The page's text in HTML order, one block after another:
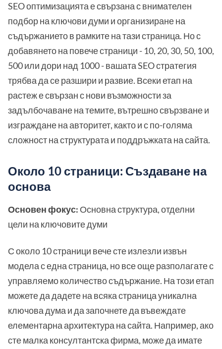
SEO оптимизацията е свързана с внимателен
подбор на ключови думи и организиране на
съдържанието в рамките на тази страница. Но с
добавянето на повече страници - 10, 20, 30, 50, 100,
500 или дори над 1000 - вашата SEO стратегия
трябва да се разшири и развие. Всеки етап на
растеж е свързан с нови възможности за
задълбочаване на темите, вътрешно свързване и
изграждане на авторитет, както и с по-голяма
сложност на структурата и поддръжката на сайта.
Около 10 страници: Създаване на
основа
Основен фокус: Основна структура, отделни
цели на ключовите думи
С около 10 страници вече сте излезли извън
модела с една страница, но все още разполагате с
управляемо количество съдържание. На този етап
можете да дадете на всяка страница уникална
ключова дума и да започнете да въвеждате
елементарна архитектура на сайта. Например, ако
сте малка консултантска фирма, може да имате